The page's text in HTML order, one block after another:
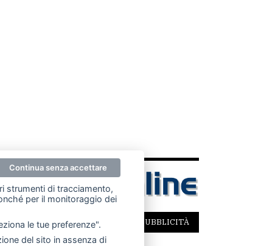
SCRIVICI PER LA TUA PUBBLICITÀ
strumenti di tracciamento,
per il monitoraggio dei
le tue preferenze".
del sito in assenza di
Continua senza accettare